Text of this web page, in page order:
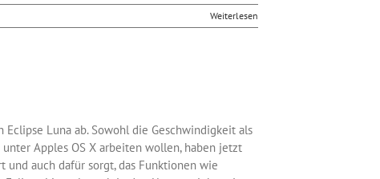
Weiterlesen
Luna ab. Sowohl die Geschwindigkeit als
Apples OS X arbeiten wollen, haben jetzt
auch dafür sorgt, das Funktionen wie